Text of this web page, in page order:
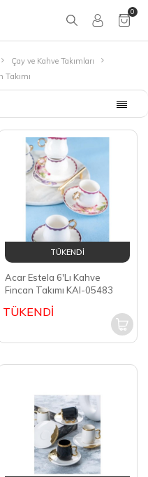
0
Çay ve Kahve Takımları
Takımı
TÜKENDİ
Acar Estela 6'Lı Kahve
Fincan Takımı KAI-05483
TÜKENDİ